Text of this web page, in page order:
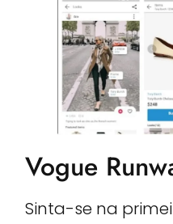
Vogue
Sinta-se na